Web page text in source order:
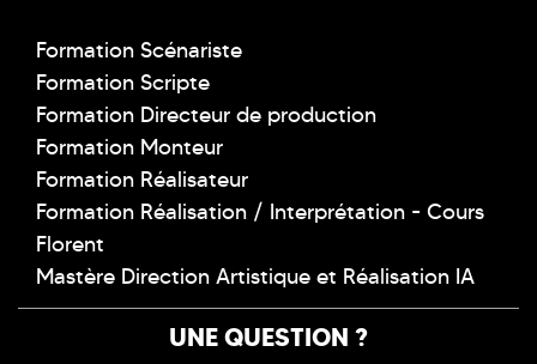
Formation Scénariste
Formation Scripte
Formation Directeur de production
Formation Monteur
Formation Réalisateur
Formation Réalisation / Interprétation - Cours
Florent
Mastère Direction Artistique et Réalisation IA
UNE QUESTION ?